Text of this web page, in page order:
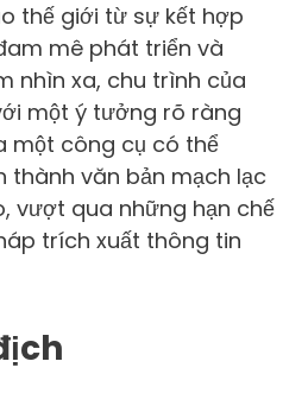
thế giới từ sự kết hợp
mê phát triển và
nhìn xa, chu trình của
một ý tưởng rõ ràng
một công cụ có thể
thành văn bản mạch lạc
vượt qua những hạn chế
trích xuất thông tin